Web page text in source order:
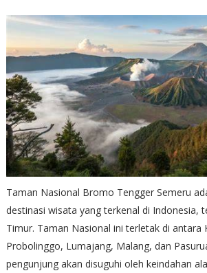
Taman Nasional Bromo Tengger Semeru
destinasi wisata yang terkenal di Indonesia,
Timur. Taman Nasional ini terletak di antara
Probolinggo, Lumajang, Malang, dan
pengunjung akan disuguhi oleh keindahan